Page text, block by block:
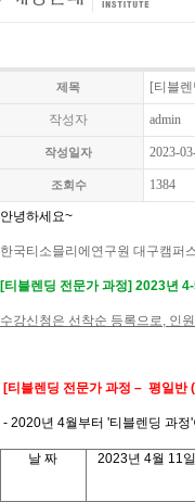
제목 [티블
작성자 admin
작성일자 2023-
조회수 1384
안녕하세요~
한국티소믈리에연구원 대구캠퍼
[티블렌딩 전문가 과정] 2023년
수강신청은 선착순 등록으로, 인
[티블렌딩 전문가 과정 – 평일반
- 2020년 4월부터 '티블렌딩 과정
날 짜 2023년 4월 11